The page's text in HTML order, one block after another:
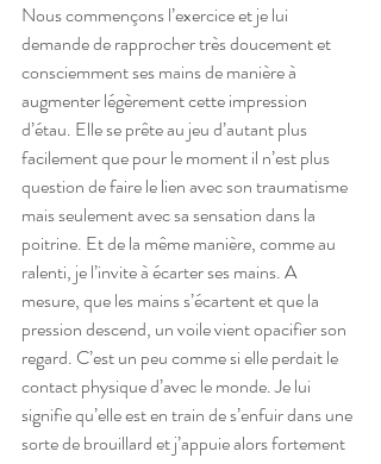
Nous commençons l’exercice et je lui
demande de rapprocher très doucement et
consciemment ses mains de manière à
augmenter légèrement cette impression
d’étau. Elle se prête au jeu d’autant plus
facilement que pour le moment il n’est plus
question de faire le lien avec son traumatisme
mais seulement avec sa sensation dans la
poitrine. Et de la même manière, comme au
ralenti, je l’invite à écarter ses mains. A
mesure, que les mains s’écartent et que la
pression descend, un voile vient opacifier son
regard. C’est un peu comme si elle perdait le
contact physique d’avec le monde. Je lui
signifie qu’elle est en train de s’enfuir dans une
sorte de brouillard et j’appuie alors fortement